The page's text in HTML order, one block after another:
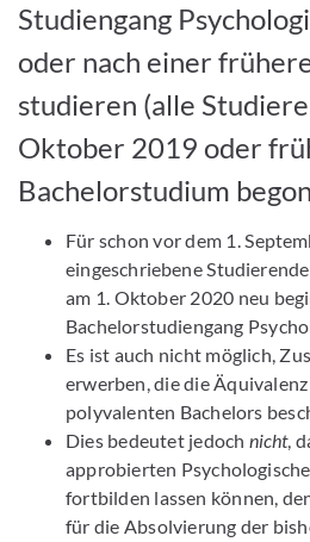
Studiengang
oder nach einer
studieren (alle
Oktober 2019 oder
Bachelorstudium
Für schon vor dem 1.
eingeschriebene
am 1. Oktober 2020 neu
Bachelorstudiengang
Es ist auch nicht möglich,
erwerben, die die
polyvalenten Bachelors
Dies bedeutet jedoch nicht,
approbierten
fortbilden lassen können,
für die Absolvierung der